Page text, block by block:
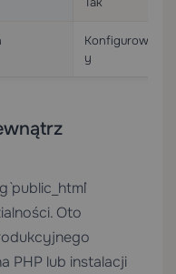
Konfigurowaln
y
Oto
PHP lub instalacji